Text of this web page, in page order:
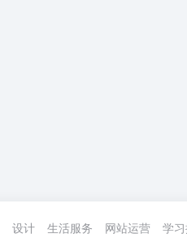
设计 生活服务 网站运营 学